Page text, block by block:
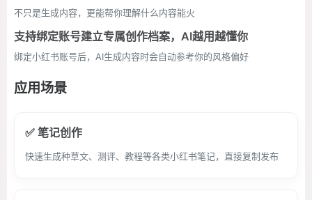
不只是生成内容，更能帮你理解什么内容能火
支持绑定账号建立专属创作档案，AI越用越懂你
绑定小红书账号后，AI生成内容时会自动参考你的风格偏好
应用场景
✅ 笔记创作
快速生成种草文、测评、教程等各类小红书笔记，直接复制发布